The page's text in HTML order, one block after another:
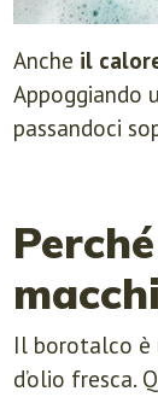
Anche il
Appoggiando
passandoci
Il borotalco è
d’olio fresca.